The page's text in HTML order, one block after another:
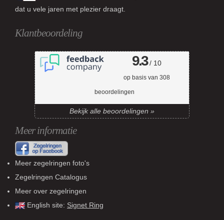
dat u vele jaren met plezier draagt.
Klantbeoordeling
9.3/ 10
op basis van 308
beoordelingen
Bekijk alle beoordelingen »
Meer informatie
Meer zegelringen foto's
Zegelringen Catalogus
Meer over zegelringen
English site: Signet Ring